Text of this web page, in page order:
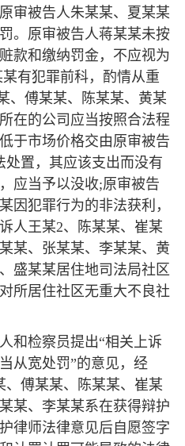
审被告人朱某某、夏某某
。原审被告人蒋某某未按
款和缴纳罚金，不应视为
有犯罪前科，酌情从重
、傅某某、陈某某、黄某
在的公司应当按照合法程
于市场价格交由原审被告
处置，其应该支出而没有
应当予以没收;原审被告
因犯罪行为的非法获利，
人王某2、陈某某、崔某
某、张某某、李某某、黄
盛某某居住地司法局社区
所居住社区无重大不良社
和检察员提出“相关上诉
从宽处罚”的意见，经
、傅某某、陈某某、崔某
某、李某某系在获得辩护
律师法律意见后自愿签字